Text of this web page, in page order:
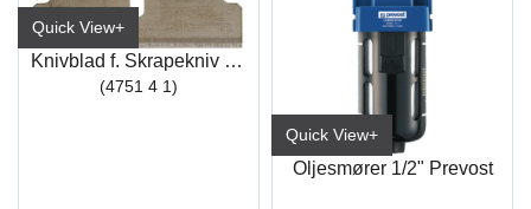
Quick View+
Knivblad f. Skrapekniv (TL671) (100)
(4751 4 1)
Quick View+
Oljesmører 1/2" Prevost